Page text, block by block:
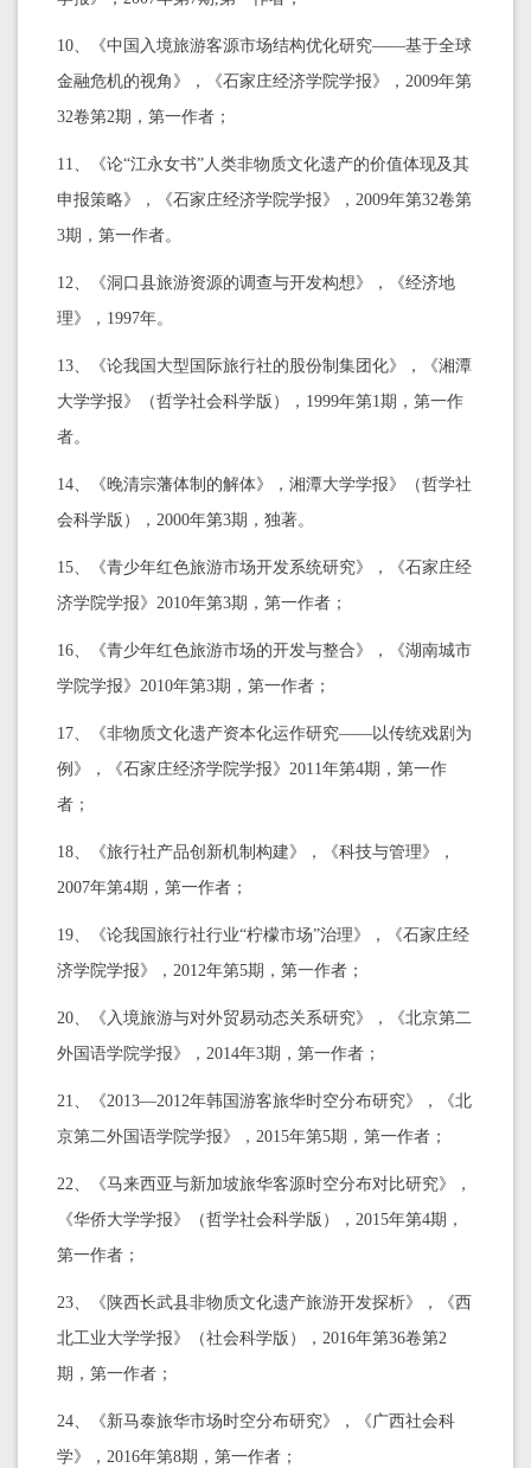
10、《中国入境旅游客源市场结构优化研究——基于全球
金融危机的视角》，《石家庄经济学院学报》，2009年第
32卷第2期，第一作者；
11、《论“江永女书”人类非物质文化遗产的价值体现及其
申报策略》，《石家庄经济学院学报》，2009年第32卷第
3期，第一作者。
12、《洞口县旅游资源的调查与开发构想》，《经济地
理》，1997年。
13、《论我国大型国际旅行社的股份制集团化》，《湘潭
大学学报》（哲学社会科学版），1999年第1期，第一作
者。
14、《晚清宗藩体制的解体》，湘潭大学学报》（哲学社
会科学版），2000年第3期，独著。
15、《青少年红色旅游市场开发系统研究》，《石家庄经
济学院学报》2010年第3期，第一作者；
16、《青少年红色旅游市场的开发与整合》，《湖南城市
学院学报》2010年第3期，第一作者；
17、《非物质文化遗产资本化运作研究——以传统戏剧为
例》，《石家庄经济学院学报》2011年第4期，第一作
者；
18、《旅行社产品创新机制构建》，《科技与管理》，
2007年第4期，第一作者；
19、《论我国旅行社行业“柠檬市场”治理》，《石家庄经
济学院学报》，2012年第5期，第一作者；
20、《入境旅游与对外贸易动态关系研究》，《北京第二
外国语学院学报》，2014年3期，第一作者；
21、《2013—2012年韩国游客旅华时空分布研究》，《北
京第二外国语学院学报》，2015年第5期，第一作者；
22、《马来西亚与新加坡旅华客源时空分布对比研究》，
《华侨大学学报》（哲学社会科学版），2015年第4期，
第一作者；
23、《陕西长武县非物质文化遗产旅游开发探析》，《西
北工业大学学报》（社会科学版），2016年第36卷第2
期，第一作者；
24、《新马泰旅华市场时空分布研究》，《广西社会科
学》，2016年第8期，第一作者；